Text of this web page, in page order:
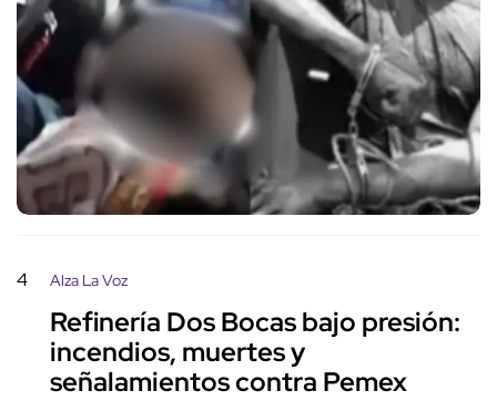
4 Alza La Voz
Refinería Dos Bocas bajo presión:
incendios, muertes y
señalamientos contra Pemex